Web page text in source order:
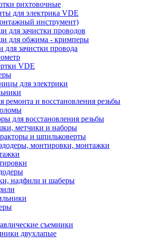
рихтовочные
для электрика VDE
инструмент)
для зачистки проводов
для обжима - кримперы
для зачистки провода
VDE
для электрики
ремонта и восстановления резьбы
для восстановления резьбы
метчики и наборы
и шпильковерты
монтировки, монтажки
надфили и шаберы
съемники
двухлапые